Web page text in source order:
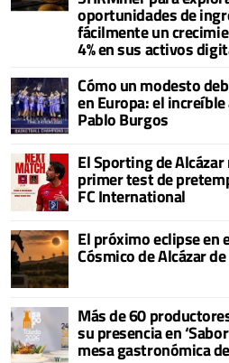
oportunidades de
fácilmente un
4% en sus activos
Cómo un modesto
en Europa: el
Pablo Burgos
El Sporting de Alcázar
primer test de
FC International
El próximo eclipse en
Cósmico de Alcázar de
Más de 60
su presencia en
mesa gastronómica